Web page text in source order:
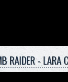
RAIDER - LARA